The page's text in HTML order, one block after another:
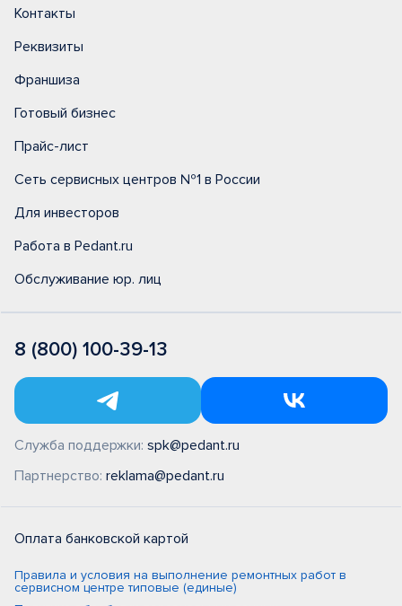
Контакты
Реквизиты
Франшиза
Готовый бизнес
Прайс-лист
Сеть сервисных центров №1 в России
Для инвесторов
Работа в Pedant.ru
Обслуживание юр. лиц
8 (800) 100-39-13
Служба поддержки: spk@pedant.ru
Партнерство: reklama@pedant.ru
Оплата банковской картой
Правила и условия на выполнение ремонтных работ в
сервисном центре типовые (единые)